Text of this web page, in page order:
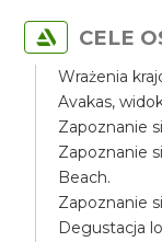
CELE
Wrażenia
Avakas,
Zapoznanie
Zapoznanie
Beach.
Zapoznanie
Degustacja